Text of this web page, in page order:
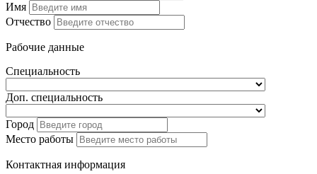
Имя
Отчество
Рабочие данные
Специальность
Доп. специальность
Город
Место работы
Контактная информация